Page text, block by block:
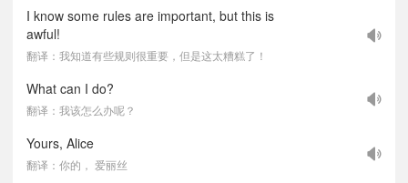
I know some rules are important, but this is
awful!
翻译：我知道有些规则很重要，但是这太糟糕了！
What can I do?
翻译：我该怎么办呢？
Yours, Alice
翻译：你的， 爱丽丝